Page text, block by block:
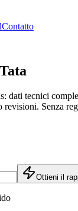
Contatto
Tata
dati tecnici
revisioni. Senza
Ottieni il